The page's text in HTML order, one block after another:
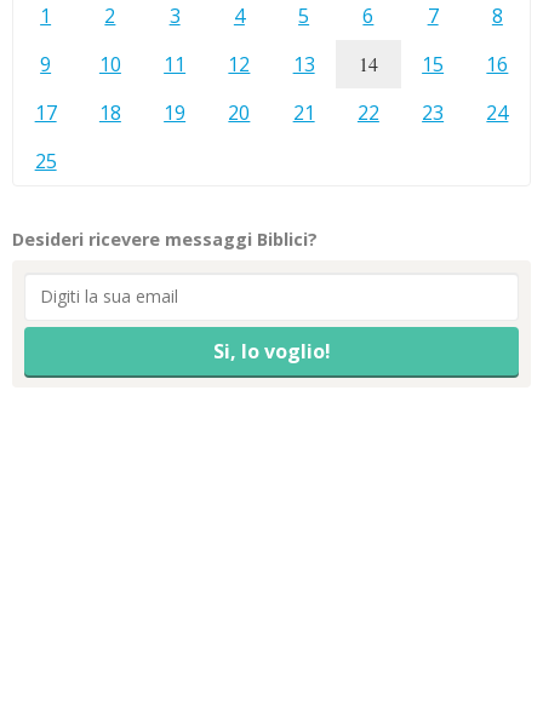
1 2 3 4 5 6 7
8
9
10 11 12 13 14 15
16
17
18 19 20 21 22 23
24
25
Desideri ricevere messaggi Biblici?